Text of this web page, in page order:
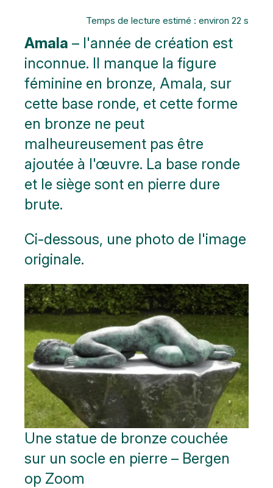
Temps de lecture estimé : environ 22 s
Amala – l'année de création est
inconnue. Il manque la figure
féminine en bronze, Amala, sur
cette base ronde, et cette forme
en bronze ne peut
malheureusement pas être
ajoutée à l'œuvre. La base ronde
et le siège sont en pierre dure
brute.
Ci-dessous, une photo de l'image
originale.
Une statue de bronze couchée
sur un socle en pierre – Bergen
op Zoom